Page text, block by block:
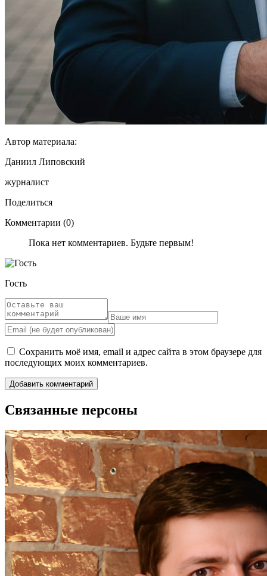
Автор материала:
Даниил Липовский
журналист
Поделиться
Комментарии (0)
Пока нет комментариев. Будьте первым!
Гость
Сохранить моё имя, email и адрес сайта в этом браузере для
последующих моих комментариев.
Связанные персоны